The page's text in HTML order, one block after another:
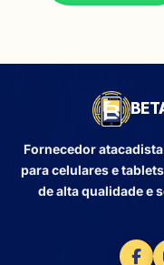
Fornecedor
para celulares e
de alta qualidade e